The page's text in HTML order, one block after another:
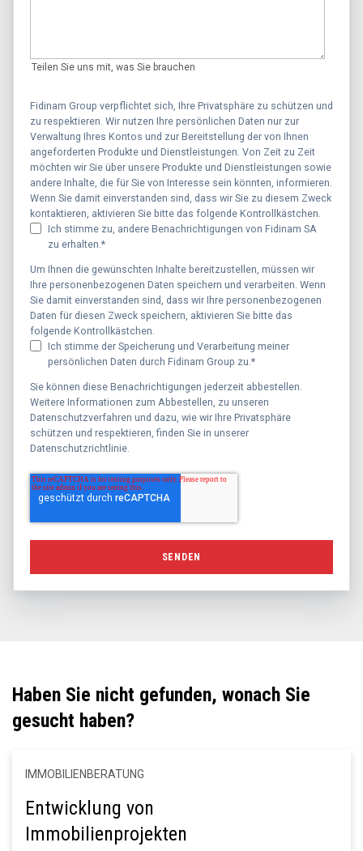
Teilen Sie uns mit, was Sie brauchen
Fidinam Group verpflichtet sich, Ihre Privatsphäre zu schützen und
zu respektieren. Wir nutzen Ihre persönlichen Daten nur zur
Verwaltung Ihres Kontos und zur Bereitstellung der von Ihnen
angeforderten Produkte und Dienstleistungen. Von Zeit zu Zeit
möchten wir Sie über unsere Produkte und Dienstleistungen sowie
andere Inhalte, die für Sie von Interesse sein könnten, informieren.
Wenn Sie damit einverstanden sind, dass wir Sie zu diesem Zweck
kontaktieren, aktivieren Sie bitte das folgende Kontrollkästchen.
Ich stimme zu, andere Benachrichtigungen von Fidinam SA
zu erhalten. *
Um Ihnen die gewünschten Inhalte bereitzustellen, müssen wir
Ihre personenbezogenen Daten speichern und verarbeiten. Wenn
Sie damit einverstanden sind, dass wir Ihre personenbezogenen
Daten für diesen Zweck speichern, aktivieren Sie bitte das
folgende Kontrollkästchen.
Ich stimme der Speicherung und Verarbeitung meiner
persönlichen Daten durch Fidinam Group zu. *
Sie können diese Benachrichtigungen jederzeit abbestellen.
Weitere Informationen zum Abbestellen, zu unseren
Datenschutzverfahren und dazu, wie wir Ihre Privatsphäre
schützen und respektieren, finden Sie in unserer
Datenschutzrichtlinie.
Haben Sie nicht gefunden, wonach Sie
gesucht haben?
IMMOBILIENBERATUNG
Entwicklung von
Immobilienprojekten